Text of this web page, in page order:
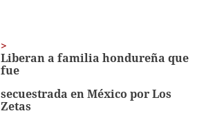
Liberan a familia hondureña que
fue
secuestrada en México por Los
Zetas